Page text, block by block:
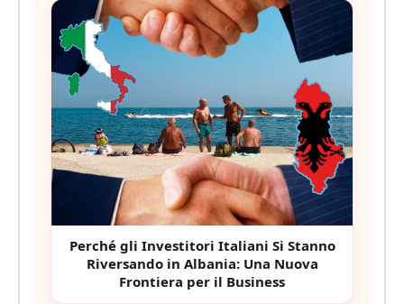
Perché gli Investitori Italiani Si Stanno
Riversando in Albania: Una Nuova
Frontiera per il Business